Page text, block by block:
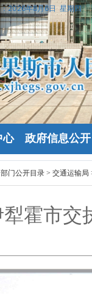
2026年8月6日 星期四
心 政府信息公开
部门公开目录 > 交通运输局
霍市交